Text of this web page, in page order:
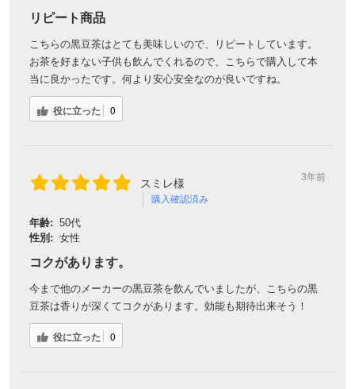
リピート商品
こちらの黒豆茶はとても美味しいので、リピートしています。
お茶を好まない子供も飲んでくれるので、こちらで購入して本
当に良かったです。何より安心安全なのが良いですね。
役に立った 0
スミレ様
購入確認済み
3年前
年齢: 50代
性別: 女性
コクがあります。
今まで他のメーカーの黒豆茶を飲んでいましたが、こちらの黒
豆茶は香りが深くてコクがあります。効能も期待出来そう！
役に立った 0